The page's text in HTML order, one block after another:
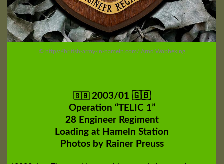
© https://british-army-in-hameln.com/ Arnd Wöbbeking
🇬🇧2003/01 🇬🇧
Operation “TELIC 1”
28 Engineer Regiment
Loading at Hameln Station
Photos by Rainer Preuss